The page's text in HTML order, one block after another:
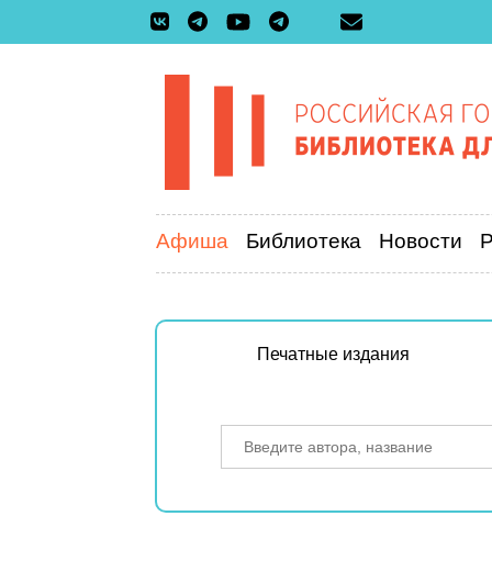
Афиша Библиотека Новости
Печатные издания